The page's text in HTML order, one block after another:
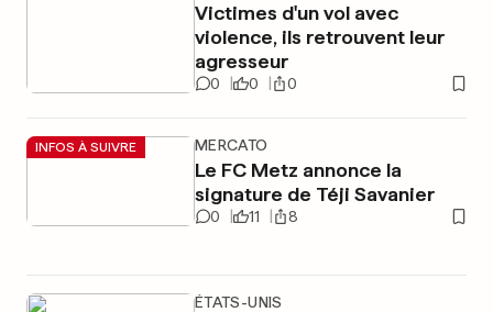
Victimes d'un vol avec
violence, ils retrouvent leur
agresseur
0 0 0
INFOS À SUIVRE MERCATO
Le FC Metz annonce la
signature de Téji Savanier
0 11 8
ÉTATS-UNIS